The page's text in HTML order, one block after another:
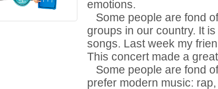
emotions.
Some people are fond
groups in our country. It
songs. Last week my
This concert made a
Some people are fond
prefer modern music: